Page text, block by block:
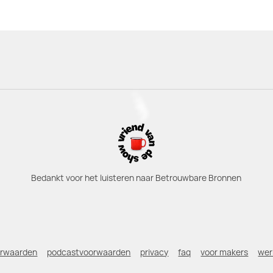
Bedankt voor het luisteren naar Betrouwbare Bronnen
podcastvoorwaarden privacy faq voor makers